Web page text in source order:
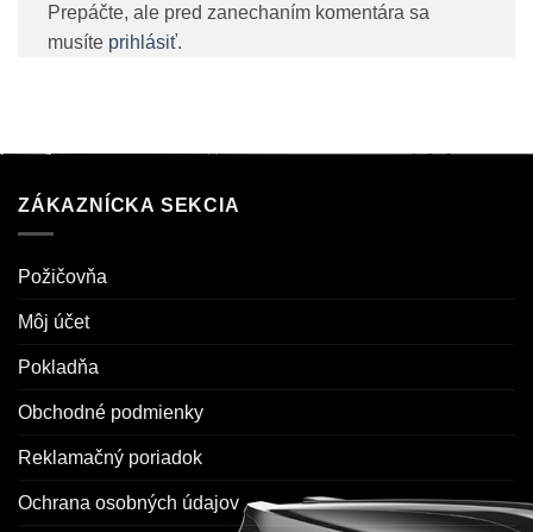
Prepáčte, ale pred zanechaním komentára sa
musíte prihlásiť.
ZÁKAZNÍCKA SEKCIA
Požičovňa
Môj účet
Pokladňa
Obchodné podmienky
Reklamačný poriadok
Ochrana osobných údajov